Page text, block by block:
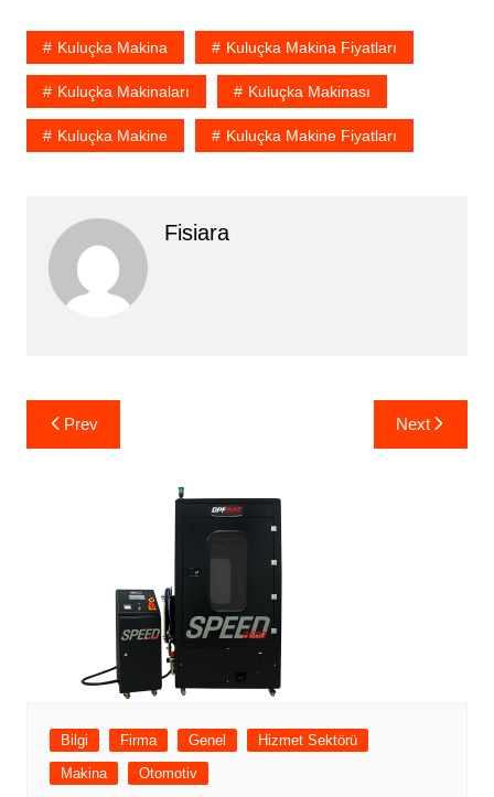
Kuluçka Makina Kuluçka Makina Fiyatları
Kuluçka Makinaları Kuluçka Makinası
Kuluçka Makine Kuluçka Makine Fiyatları
Fisiara
Yazı
gezinmesi
Prev Next
Bilgi Firma Genel
Hizmet Sektörü
Makina
Otomotiv